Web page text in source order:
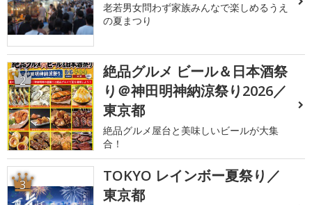
老若男女問わず家族みんなで楽しめるうえ
の夏まつり
2
絶品グルメ ビール＆日本酒祭
り＠神田明神納涼祭り2026／
東京都
絶品グルメ屋台と美味しいビールが大集
合！
3
TOKYO レインボー夏祭り／
東京都